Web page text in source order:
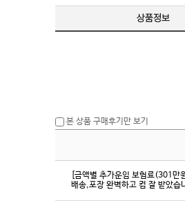
본 상품 구매후기만 보기
[금액별 추가운임 보험료(301만
배송,포장 완벽하고 컴 잘 받았